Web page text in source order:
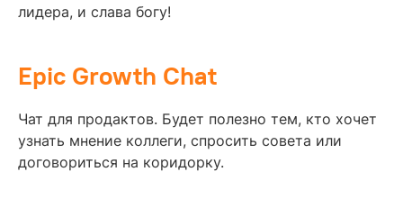
лидера, и слава богу!
Epic Growth Chat
Чат для продактов. Будет полезно тем, кто хочет
узнать мнение коллеги, спросить совета или
договориться на коридорку.